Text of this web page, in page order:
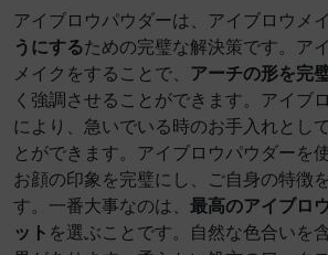
アイブロウパウダーは、アイブロウメ
うにするための完璧な解決策です。ア
メイクをすることで、 アーチの形を完
く強調させることができます。アイブ
により、急いでいる時のお手入れとし
とができます。アイブロウパウダーを
お顔の印象を完璧にし、ご自身の特徴
す。一番大事なのは、 最高のアイブロ
ット を選ぶことです。自然な色合いを